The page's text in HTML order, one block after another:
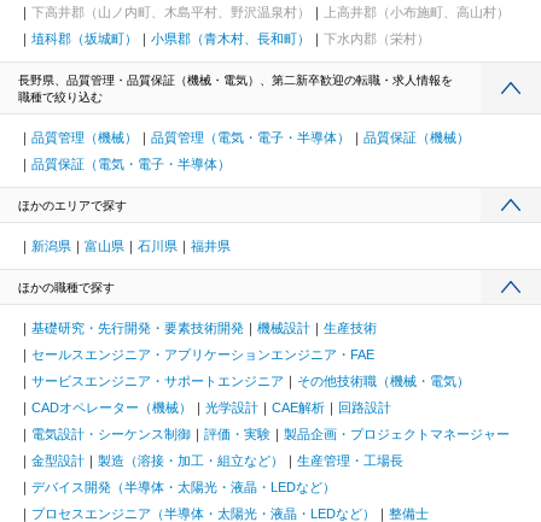
下高井郡（山ノ内町、木島平村、野沢温泉村）
上高井郡（小布施町、高山村）
埴科郡（坂城町）
小県郡（青木村、長和町） 下水内郡（栄村）
長野県、品質管理・品質保証（機械・電気）、第二新卒歓迎の転職・求人情報を
職種で絞り込む
品質管理（機械） 品質管理（電気・電子・半導体）
品質保証（機械）
品質保証（電気・電子・半導体）
ほかのエリアで探す
新潟県 富山県 石川県 福井県
ほかの職種で探す
基礎研究・先行開発・要素技術開発 機械設計
生産技術
セールスエンジニア・アプリケーションエンジニア・FAE
サービスエンジニア・サポートエンジニア
その他技術職（機械・電気）
CADオペレーター（機械）
光学設計 CAE解析
回路設計
電気設計・シーケンス制御
評価・実験
製品企画・プロジェクトマネージャー
金型設計
製造（溶接・加工・組立など）
生産管理・工場長
デバイス開発（半導体・太陽光・液晶・LEDなど）
プロセスエンジニア（半導体・太陽光・液晶・LEDなど）
整備士